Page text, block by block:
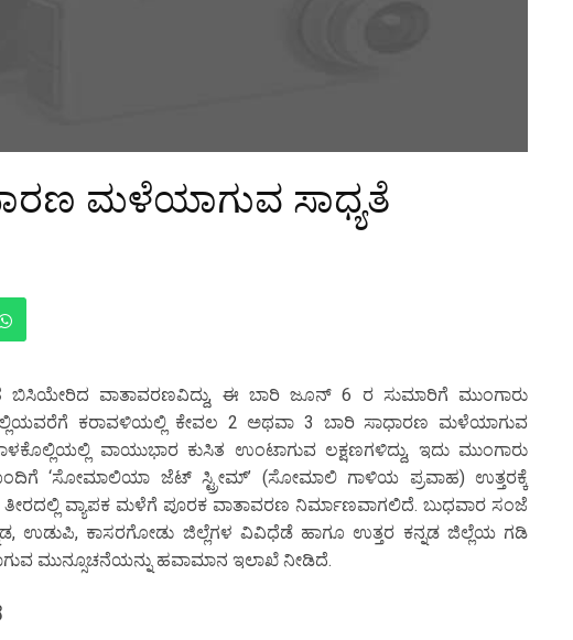
ಮಳೆಯಾಗುವ ಸಾಧ್ಯತೆ
ಬಿಸಿಯೇರಿದ ವಾತಾವರಣವಿದ್ದು, ಈ ಬಾರಿ ಜೂನ್ 6 ರ ಸುಮಾರಿಗೆ ಮುಂಗಾರು
ಕರಾವಳಿಯಲ್ಲಿ ಕೇವಲ 2 ಅಥವಾ 3 ಬಾರಿ ಸಾಧಾರಣ ಮಳೆಯಾಗುವ
ವಾಯುಭಾರ ಕುಸಿತ ಉಂಟಾಗುವ ಲಕ್ಷಣಗಳಿದ್ದು, ಇದು ಮುಂಗಾರು
‘ಸೋಮಾಲಿಯಾ ಜೆಟ್ ಸ್ಟ್ರೀಮ್’ (ಸೋಮಾಲಿ ಗಾಳಿಯ ಪ್ರವಾಹ) ಉತ್ತರಕ್ಕೆ
ವ್ಯಾಪಕ ಮಳೆಗೆ ಪೂರಕ ವಾತಾವರಣ ನಿರ್ಮಾಣವಾಗಲಿದೆ. ಬುಧವಾರ ಸಂಜೆ
ಉಡುಪಿ, ಕಾಸರಗೋಡು ಜಿಲ್ಲೆಗಳ ವಿವಿಧೆಡೆ ಹಾಗೂ ಉತ್ತರ ಕನ್ನಡ ಜಿಲ್ಲೆಯ ಗಡಿ
ಮುನ್ಸೂಚನೆಯನ್ನು ಹವಾಮಾನ ಇಲಾಖೆ ನೀಡಿದೆ.